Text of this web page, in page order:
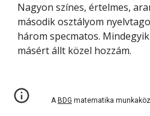
Nagyon színes, értelmes,
második osztályom
három specmatos.
másért állt közel hozzám.
A BDG matematika